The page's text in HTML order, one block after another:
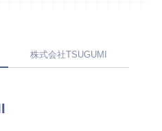
株式会社TSUGUMI